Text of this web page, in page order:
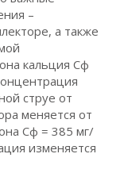
–
а также
кальция Сф
струе от
меняется от
Сф = 385 мг/
изменяется